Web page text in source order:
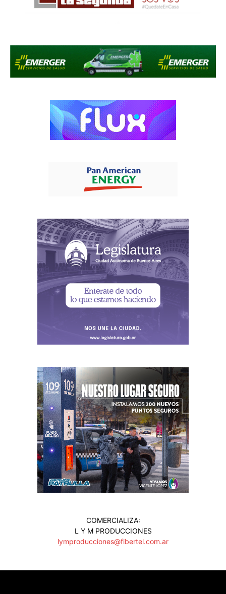
COMERCIALIZA:
L Y M PRODUCCIONES
lymproducciones@fibertel.com.ar